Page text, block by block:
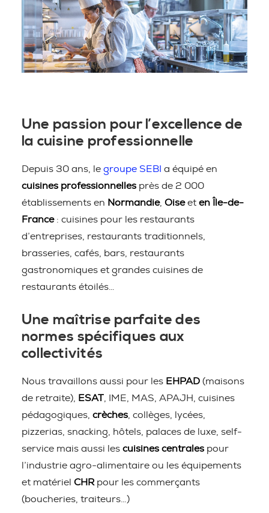
Une passion pour l’excellence de
la cuisine professionnelle
Depuis 30 ans, le groupe SEBI a équipé en
cuisines professionnelles près de 2 000
établissements en Normandie, Oiseet en Île-de-
France: cuisines pour les restaurants
d’entreprises, restaurants traditionnels,
brasseries, cafés, bars, restaurants
gastronomiques et grandes cuisines de
restaurants étoilés…
Une maîtrise parfaite des
normes spécifiques aux
collectivités
Nous travaillons aussi pour les EHPAD (maisons
de retraite),
ESAT , IME, MAS, APAJH, cuisines
pédagogiques, crèches , collèges, lycées,
pizzerias, snacking, hôtels, palaces de luxe, self-
service mais aussi les cuisines centrales pour
l’industrie agro-alimentaire ou les équipements
et matériel CHR pour les commerçants
(boucheries, traiteurs…)